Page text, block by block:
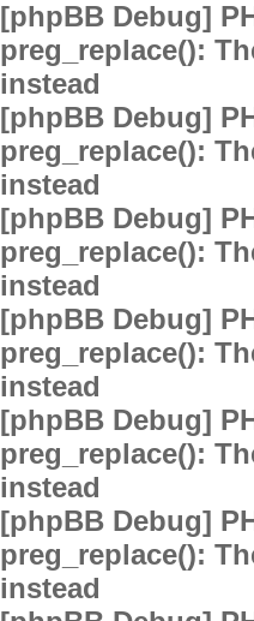
[phpBB Debug]
preg_replace():
instead
[phpBB Debug]
preg_replace():
instead
[phpBB Debug]
preg_replace():
instead
[phpBB Debug]
preg_replace():
instead
[phpBB Debug]
preg_replace():
instead
[phpBB Debug]
preg_replace():
instead